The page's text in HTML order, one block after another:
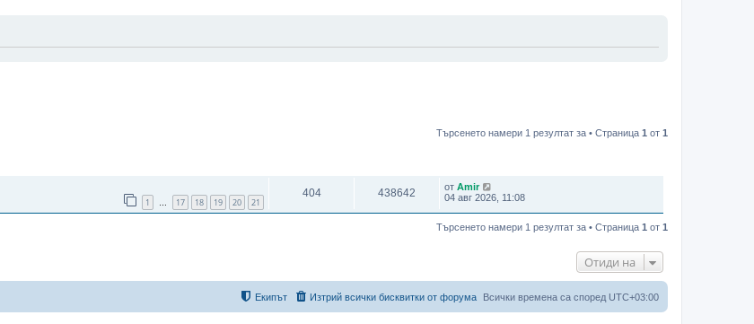
Търсенето намери 1 резултат за • Страница 1 от 1
1 … 17 18 19 20 21
404 438642 от Amir
04 авг 2026, 11:08
Търсенето намери 1 резултат за • Страница 1 от 1
Отиди на
Всички времена са според UTC+03:00
Изтрий всички бисквитки от форума
Екипът